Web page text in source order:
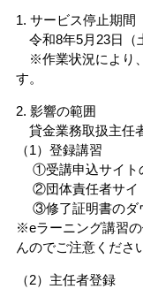
1. サービス停止期間
令和8年5月23日（
※作業状況により
す。
2. 影響の範囲
貸金業務取扱主任
（1）登録講習
①受講申込サイト
②団体責任者サイ
③修了証明書のダ
※eラーニング講習
んのでご注意くださ
（2）主任者登録